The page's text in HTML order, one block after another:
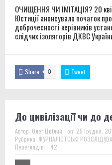
ОЧИЩЕННЯ ЧИ ІМІТАЦІЯ? 20
Юстиції анонсувало початок
доброчесності керівників
слідчих ізоляторів ДКВС
Share 0 Tweet
До цивілізації чи до
Автор: Олег Цвілий on: 25 Грудня,
Рубрика: ЖУРНАЛІСТСЬКІ
Переглядів: - 42